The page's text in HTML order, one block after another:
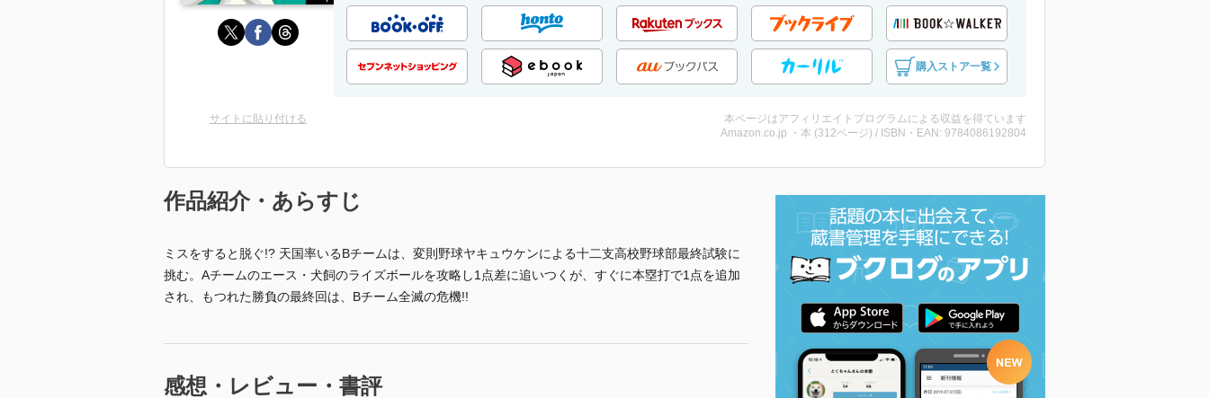
購入ストア一覧
サイトに貼り付ける
本ページはアフィリエイトプログラムによる収益を得ています
Amazon.co.jp ・本 (312ページ) / ISBN・EAN: 9784086192804
作品紹介・あらすじ
ミスをすると脱ぐ!? 天国率いるBチームは、変則野球ヤキュウケンによる十二支高校野球部最終試験に
挑む。Aチームのエース・犬飼のライズボールを攻略し1点差に追いつくが、すぐに本塁打で1点を追加
され、もつれた勝負の最終回は、Bチーム全滅の危機!!
感想・レビュー・書評